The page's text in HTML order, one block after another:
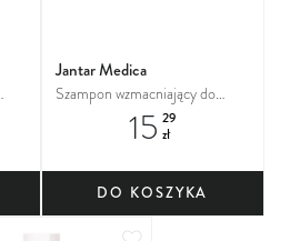
Jantar Medica
Szampon wzmacniający do
włosów cienkich i rzadkich
15 29
zł
DO KOSZYKA